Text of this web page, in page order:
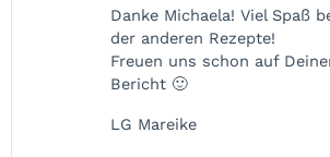
Danke Michaela! Viel Spaß
der anderen Rezepte!
Freuen uns schon auf
Bericht 🙂
LG Mareike